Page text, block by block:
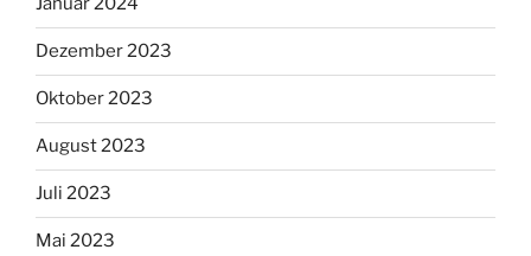
Dezember 2023
Oktober 2023
August 2023
Juli 2023
Mai 2023